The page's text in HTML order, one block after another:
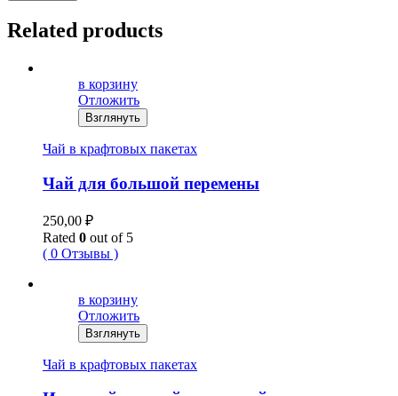
Related products
в корзину
Отложить
Взглянуть
Чай в крафтовых пакетах
Чай для большой перемены
250,00 ₽
Rated 0 out of 5
( 0 Отзывы )
в корзину
Отложить
Взглянуть
Чай в крафтовых пакетах